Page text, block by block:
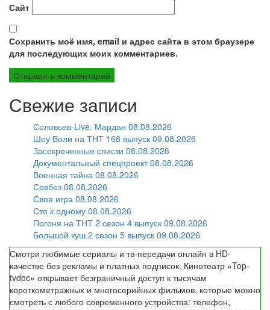
Сайт
Сохранить моё имя, email и адрес сайта в этом браузере
для последующих моих комментариев.
Свежие записи
Соловьев-Live. Мардан 08.08.2026
Шоу Воли на ТНТ 168 выпуск 09.08.2026
Засекреченные списки 08.08.2026
Документальный спецпроект 08.08.2026
Военная тайна 08.08.2026
Совбез 08.08.2026
Своя игра 08.08.2026
Сто к одному 08.08.2026
Погоня на ТНТ 2 сезон 4 выпуск 09.08.2026
Большой куш 2 сезон 5 выпуск 09.08.2026
Смотри любимые сериалы и тв-передачи онлайн в HD-
качестве без рекламы и платных подписок. Кинотеатр «Top-
tvdoc» открывает безграничный доступ к тысячам
короткометражных и многосерийных фильмов, которые можно
смотреть с любого современного устройства: телефон,